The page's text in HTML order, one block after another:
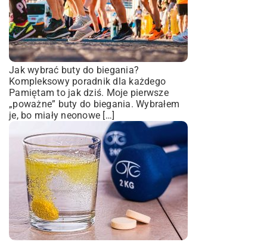
Jak wybrać buty do biegania?
Kompleksowy poradnik dla każdego
Pamiętam to jak dziś. Moje pierwsze
„poważne” buty do biegania. Wybrałem
je, bo miały neonowe […]